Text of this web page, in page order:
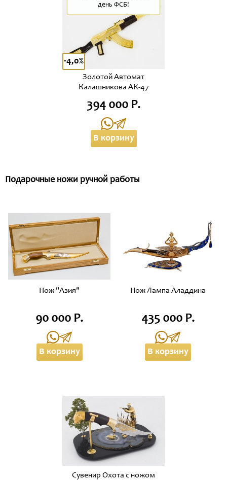
Золотой Автомат
Калашникова АК-47
день ФСБ!
-4,0%
394 000 Р.
В корзину
Подарочные ножи ручной работы
Нож "Азия"
90 000 Р.
В корзину
Нож Лампа Аладдина
435 000 Р.
В корзину
Сувенир Охота с ножом